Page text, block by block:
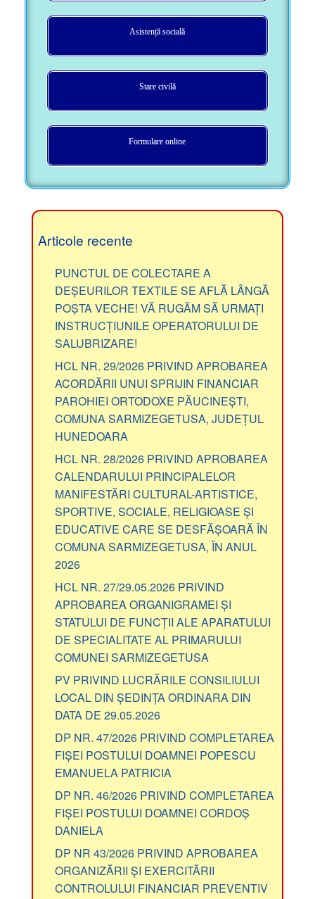
Asistență socială
Stare civilă
Formulare online
Articole recente
PUNCTUL DE COLECTARE A
DEȘEURILOR TEXTILE SE AFLĂ LÂNGĂ
POȘTA VECHE! VĂ RUGĂM SĂ URMAȚI
INSTRUCȚIUNILE OPERATORULUI DE
SALUBRIZARE!
HCL NR. 29/2026 PRIVIND APROBAREA
ACORDĂRII UNUI SPRIJIN FINANCIAR
PAROHIEI ORTODOXE PĂUCINEȘTI,
COMUNA SARMIZEGETUSA, JUDEȚUL
HUNEDOARA
HCL NR. 28/2026 PRIVIND APROBAREA
CALENDARULUI PRINCIPALELOR
MANIFESTĂRI CULTURAL-ARTISTICE,
SPORTIVE, SOCIALE, RELIGIOASE ȘI
EDUCATIVE CARE SE DESFĂȘOARĂ ÎN
COMUNA SARMIZEGETUSA, ÎN ANUL
2026
HCL NR. 27/29.05.2026 PRIVIND
APROBAREA ORGANIGRAMEI ȘI
STATULUI DE FUNCȚII ALE APARATULUI
DE SPECIALITATE AL PRIMARULUI
COMUNEI SARMIZEGETUSA
PV PRIVIND LUCRĂRILE CONSILIULUI
LOCAL DIN ȘEDINȚA ORDINARA DIN
DATA DE 29.05.2026
DP NR. 47/2026 PRIVIND COMPLETAREA
FIȘEI POSTULUI DOAMNEI POPESCU
EMANUELA PATRICIA
DP NR. 46/2026 PRIVIND COMPLETAREA
FIȘEI POSTULUI DOAMNEI CORDOȘ
DANIELA
DP NR 43/2026 PRIVIND APROBAREA
ORGANIZĂRII ȘI EXERCITĂRII
CONTROLULUI FINANCIAR PREVENTIV